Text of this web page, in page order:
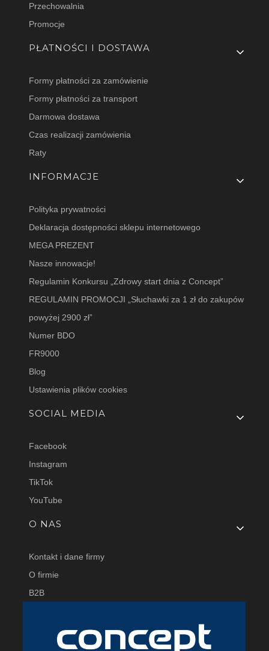
Przechowalnia
Promocje
PŁATNOŚCI I DOSTAWA
Formy płatności za zamówienie
Formy płatności za transport
Darmowa dostawa
Czas realizacji zamówienia
Raty
INFORMACJE
Polityka prywatności
Deklaracja dostępności sklepu internetowego
MEGA PREZENT
Nasze innowacje!
Regulamin Konkursu „Zdrowy start dnia z Concept”
REGULAMIN PROMOCJI „Słuchawki za 1 zł do zakupów
powyżej 2900 zł”
Numer BDO
FR9000
Blog
Ustawienia plików cookies
SOCIAL MEDIA
Facebook
Instagram
TikTok
YouTube
O NAS
Kontakt i dane firmy
O firmie
B2B